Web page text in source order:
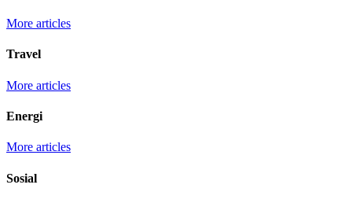
More articles
Travel
More articles
Energi
More articles
Sosial